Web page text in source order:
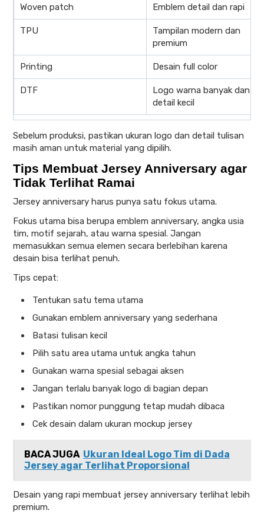
Woven patch Emblem detail dan rapi
TPU
Tampilan modern dan
premium
Printing Desain full color
DTF
Logo warna banyak dan
detail kecil
Sebelum produksi, pastikan ukuran logo dan detail tulisan
masih aman untuk material yang dipilih.
Tips Membuat Jersey Anniversary agar
Tidak Terlihat Ramai
Jersey anniversary harus punya satu fokus utama.
Fokus utama bisa berupa emblem anniversary, angka usia
tim, motif sejarah, atau warna spesial. Jangan
memasukkan semua elemen secara berlebihan karena
desain bisa terlihat penuh.
Tips cepat:
Tentukan satu tema utama
Gunakan emblem anniversary yang sederhana
Batasi tulisan kecil
Pilih satu area utama untuk angka tahun
Gunakan warna spesial sebagai aksen
Jangan terlalu banyak logo di bagian depan
Pastikan nomor punggung tetap mudah dibaca
Cek desain dalam ukuran mockup jersey
BACA JUGA Ukuran Ideal Logo Tim di Dada
Jersey agar Terlihat Proporsional
Desain yang rapi membuat jersey anniversary terlihat lebih
premium.